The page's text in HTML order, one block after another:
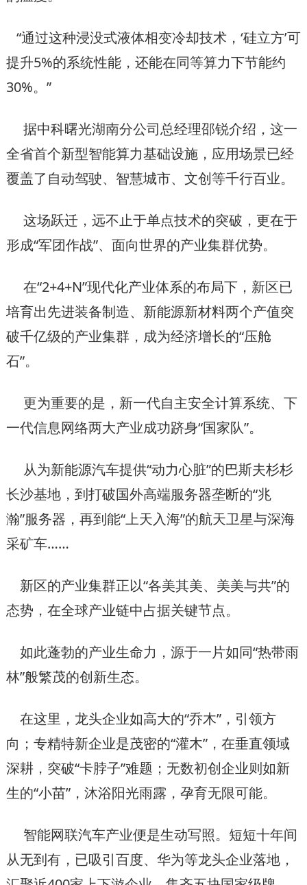
“通过这种浸没式液体相变冷却技术，‘硅立方’可
提升5%的系统性能，还能在同等算力下节能约
30%。”
据中科曙光湖南分公司总经理邵锐介绍，这一
全省首个新型智能算力基础设施，应用场景已经
覆盖了自动驾驶、智慧城市、文创等千行百业。
这场跃迁，远不止于单点技术的突破，更在于
形成“军团作战”、面向世界的产业集群优势。
在“2+4+N”现代化产业体系的布局下，新区已
培育出先进装备制造、新能源新材料两个产值突
破千亿级的产业集群，成为经济增长的“压舱
石”。
更为重要的是，新一代自主安全计算系统、下
一代信息网络两大产业成功跻身“国家队”。
从为新能源汽车提供“动力心脏”的巴斯夫杉杉
长沙基地，到打破国外高端服务器垄断的“兆
瀚”服务器，再到能“上天入海”的航天卫星与深海
采矿车……
新区的产业集群正以“各美其美、美美与共”的
态势，在全球产业链中占据关键节点。
如此蓬勃的产业生命力，源于一片如同“热带雨
林”般繁茂的创新生态。
在这里，龙头企业如高大的“乔木”，引领方
向；专精特新企业是茂密的“灌木”，在垂直领域
深耕，突破“卡脖子”难题；无数初创企业则如新
生的“小苗”，沐浴阳光雨露，孕育无限可能。
智能网联汽车产业便是生动写照。短短十年间
从无到有，已吸引百度、华为等龙头企业落地，